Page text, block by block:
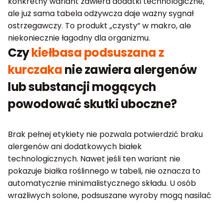
ale już sama tabela odżywcza daje ważny sygnał
ostrzegawczy. To produkt „czysty” w makro, ale
niekoniecznie łagodny dla organizmu.
Czykiełbasa podsuszana z
kurczakanie zawiera alergenów
lub substancji mogących
powodować skutki uboczne?
Brak pełnej etykiety nie pozwala potwierdzić braku
alergenów ani dodatkowych białek
technologicznych. Nawet jeśli ten wariant nie
pokazuje białka roślinnego w tabeli, nie oznacza to
automatycznie minimalistycznego składu. U osób
wrażliwych solone, podsuszane wyroby mogą nasilać